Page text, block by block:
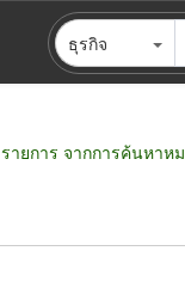
ธุรกิจ
ายการ จากการค้นหาห